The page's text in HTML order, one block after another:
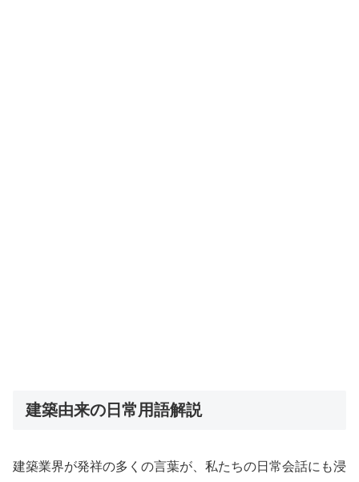
建築由来の日常用語解説
建築業界が発祥の多くの言葉が、私たちの日常会話にも浸